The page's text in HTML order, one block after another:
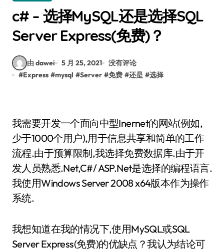
c# – 选择MySQL还是选择SQL
Server Express(免费)？
由 dawei 5 月 25, 2021
没有评论
#Express #mysql #Server #免费 #还是 #选择
我需要开发一个面向中型Inernet的网站(例如,
少于1000个用户),用于信息共享和简单的工作
流程.由于预算限制,我选择免费数据库.由于开
发人员熟悉.Net,C#/ ASP.Net是选择的编程语言.
我使用Windows Server 2008 x64版本作为操作
系统.
我想知道在我的情况下,使用MySQL或SQL
Server Express(免费)的优缺点？我认为结论可